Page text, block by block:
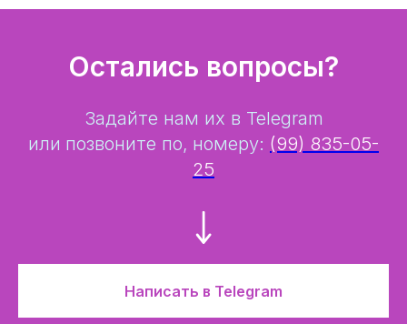
Остались вопросы?
Задайте нам их в Telegram
или позвоните по, номеру: (99) 835-05-
25
Написать в Telegram